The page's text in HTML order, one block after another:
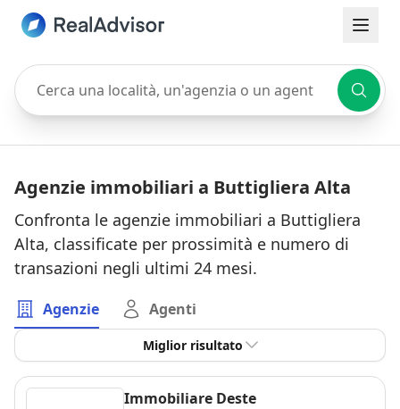
Cerca una località, un'agenzia o un agente
Agenzie immobiliari a Buttigliera Alta
Confronta le agenzie immobiliari a Buttigliera
Alta, classificate per prossimità e numero di
transazioni negli ultimi 24 mesi.
Agenzie Agenti
Miglior risultato
Immobiliare Deste